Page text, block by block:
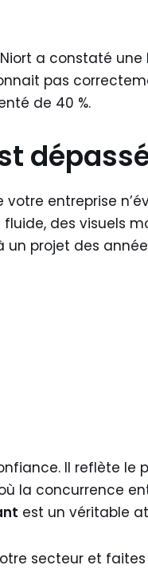
a constaté une
pas
de 40 %.
entreprise
des visuels
projet des
Il reflète le
la concurrence
est un véritable
secteur et